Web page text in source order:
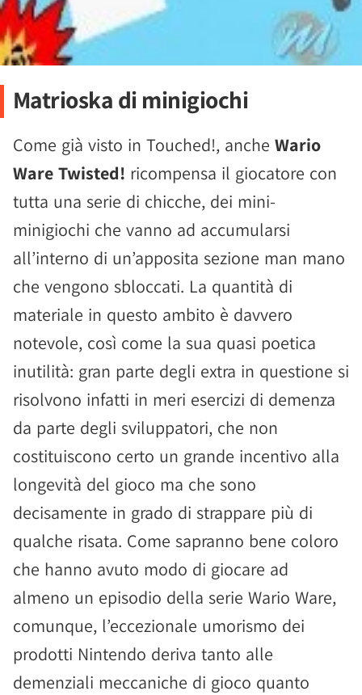
Matrioska di minigiochi
Come già visto in Touched!, anche Wario
Ware Twisted! ricompensa il giocatore con
tutta una serie di chicche, dei mini-
minigiochi che vanno ad accumularsi
all’interno di un’apposita sezione man mano
che vengono sbloccati. La quantità di
materiale in questo ambito è davvero
notevole, così come la sua quasi poetica
inutilità: gran parte degli extra in questione si
risolvono infatti in meri esercizi di demenza
da parte degli sviluppatori, che non
costituiscono certo un grande incentivo alla
longevità del gioco ma che sono
decisamente in grado di strappare più di
qualche risata. Come sapranno bene coloro
che hanno avuto modo di giocare ad
almeno un episodio della serie Wario Ware,
comunque, l’eccezionale umorismo dei
prodotti Nintendo deriva tanto alle
demenziali meccaniche di gioco quanto